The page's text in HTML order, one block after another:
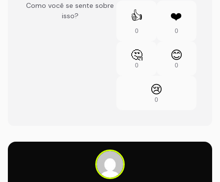
Como você se sente sobre
isso?
👍
0
❤️
0
🤔
0
😊
0
😢
0